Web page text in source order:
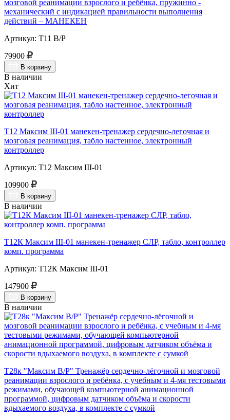
мозговой реанимации взрослого и ребёнка, пружинно -
механический с индикацией правильности выполнения
действий – МАНЕКЕН
Артикул: Т11 В/Р
79900
В корзину
В наличии
Хит
Т12 Максим III-01 манекен-тренажер сердечно-легочная и
мозговая реанимация, табло настенное, электронный
контроллер
Артикул: Т12 Максим III-01
109900
В корзину
В наличии
Т12К Максим III-01 манекен-тренажер СЛР, табло, контроллер
комп. программа
Артикул: Т12К Максим III-01
147900
В корзину
В наличии
Т28к "Максим В/Р" Тренажёр сердечно-лёгочной и мозговой
реанимации взрослого и ребёнка, с учебным и 4-мя тестовыми
режимами, обучающей компьютерной анимационной
программой, цифровым датчиком объёма и скорости
вдыхаемого воздуха, в комплекте с сумкой